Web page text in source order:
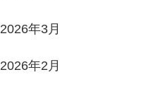
2026年3月
2026年2月